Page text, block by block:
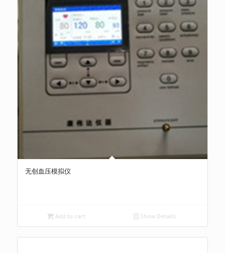
无创血压模拟仪
Add to cart Show Details